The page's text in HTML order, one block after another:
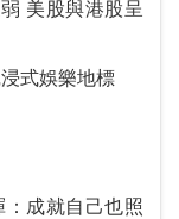
呈
式娛樂地標